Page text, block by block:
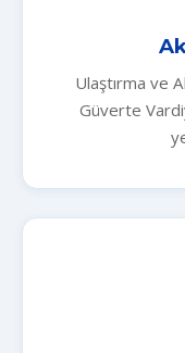
Ulaştırma ve
Güverte